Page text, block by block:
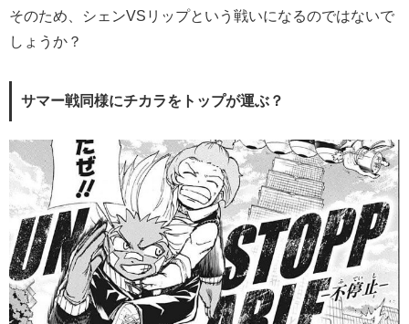
そのため、シェンVSリップという戦いになるのではないで
しょうか？
サマー戦同様にチカラをトップが運ぶ？